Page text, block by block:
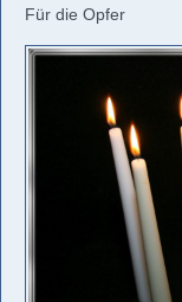
Für die Opfer